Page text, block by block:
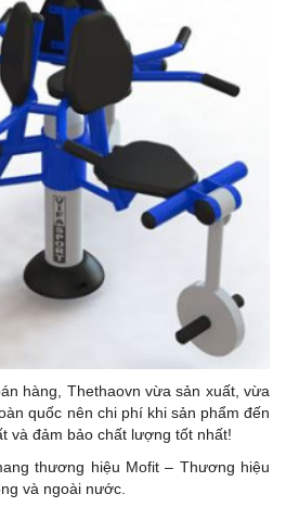
hàng, Thethaovn vừa sản xuất, vừa
quốc nên chi phí khi sản phẩm đến
và đảm bảo chất lượng tốt nhất!
thương hiệu Mofit – Thương hiệu
và ngoài nước.